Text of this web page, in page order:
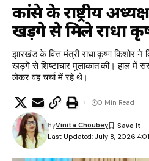
कांग्रेस के राष्ट्रीय
खड़गे से मिले राधा
झारखंड के वित्त मंत्री राधा कृष्ण किशोर ने
खड़गे से शिष्टाचार मुलाकात की। हाल में
लेकर वह चर्चा में रहे थे।
Last Updated: July 8, 2026
ByVinita Choubey
0 Min Read